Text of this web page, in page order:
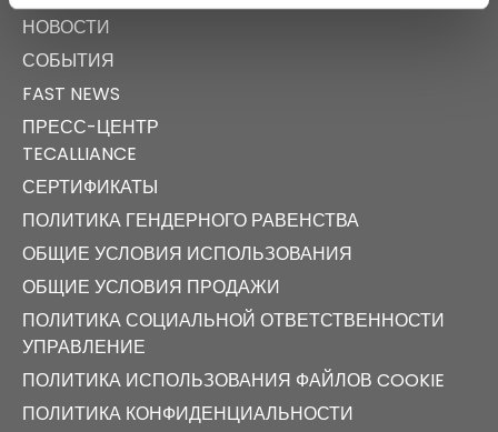
НОВОСТИ
СОБЫТИЯ
FAST NEWS
ПРЕСС-ЦЕНТР
TECALLIANCE
СЕРТИФИКАТЫ
ПОЛИТИКА ГЕНДЕРНОГО РАВЕНСТВА
ОБЩИЕ УСЛОВИЯ ИСПОЛЬЗОВАНИЯ
ОБЩИЕ УСЛОВИЯ ПРОДАЖИ
ПОЛИТИКА СОЦИАЛЬНОЙ ОТВЕТСТВЕННОСТИ
УПРАВЛЕНИЕ
ПОЛИТИКА ИСПОЛЬЗОВАНИЯ ФАЙЛОВ COOKIE
ПОЛИТИКА КОНФИДЕНЦИАЛЬНОСТИ